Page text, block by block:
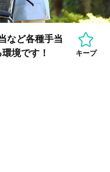
など各種手当
境です！
キープ